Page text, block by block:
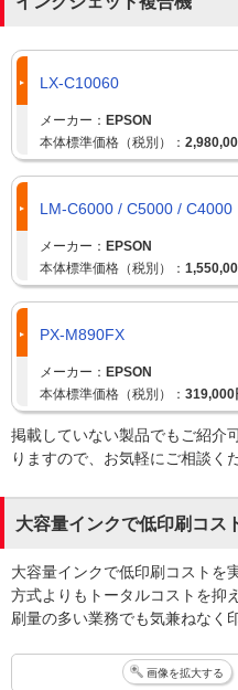
LX-C10060
メーカー： EPSON
本体標準価格（税別）：
LM-C6000 / C5000 / C4000
メーカー： EPSON
本体標準価格（税別）：
PX-M890FX
メーカー： EPSON
本体標準価格（税別）： 319,000
掲載していない製品でもご紹介
りますので、お気軽にご相談く
大容量インクで低印刷コス
大容量インクで低印刷コストを
方式よりもトータルコストを抑
刷量の多い業務でも気兼ねなく
画像を拡大する